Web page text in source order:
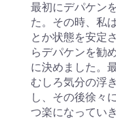
最初にデパケン
た。その時、私
とか状態を安定
らデパケンを勧
に決めました。
むしろ気分の浮
し、その後徐々
つ楽になってい